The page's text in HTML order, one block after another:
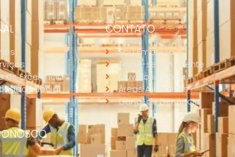
de Excelência
Social
CONTATO
Sou Empresa
Torne-se um Cliente
Ouvidoria Chuá
Áreas Atendidas
Canal de Denúncia